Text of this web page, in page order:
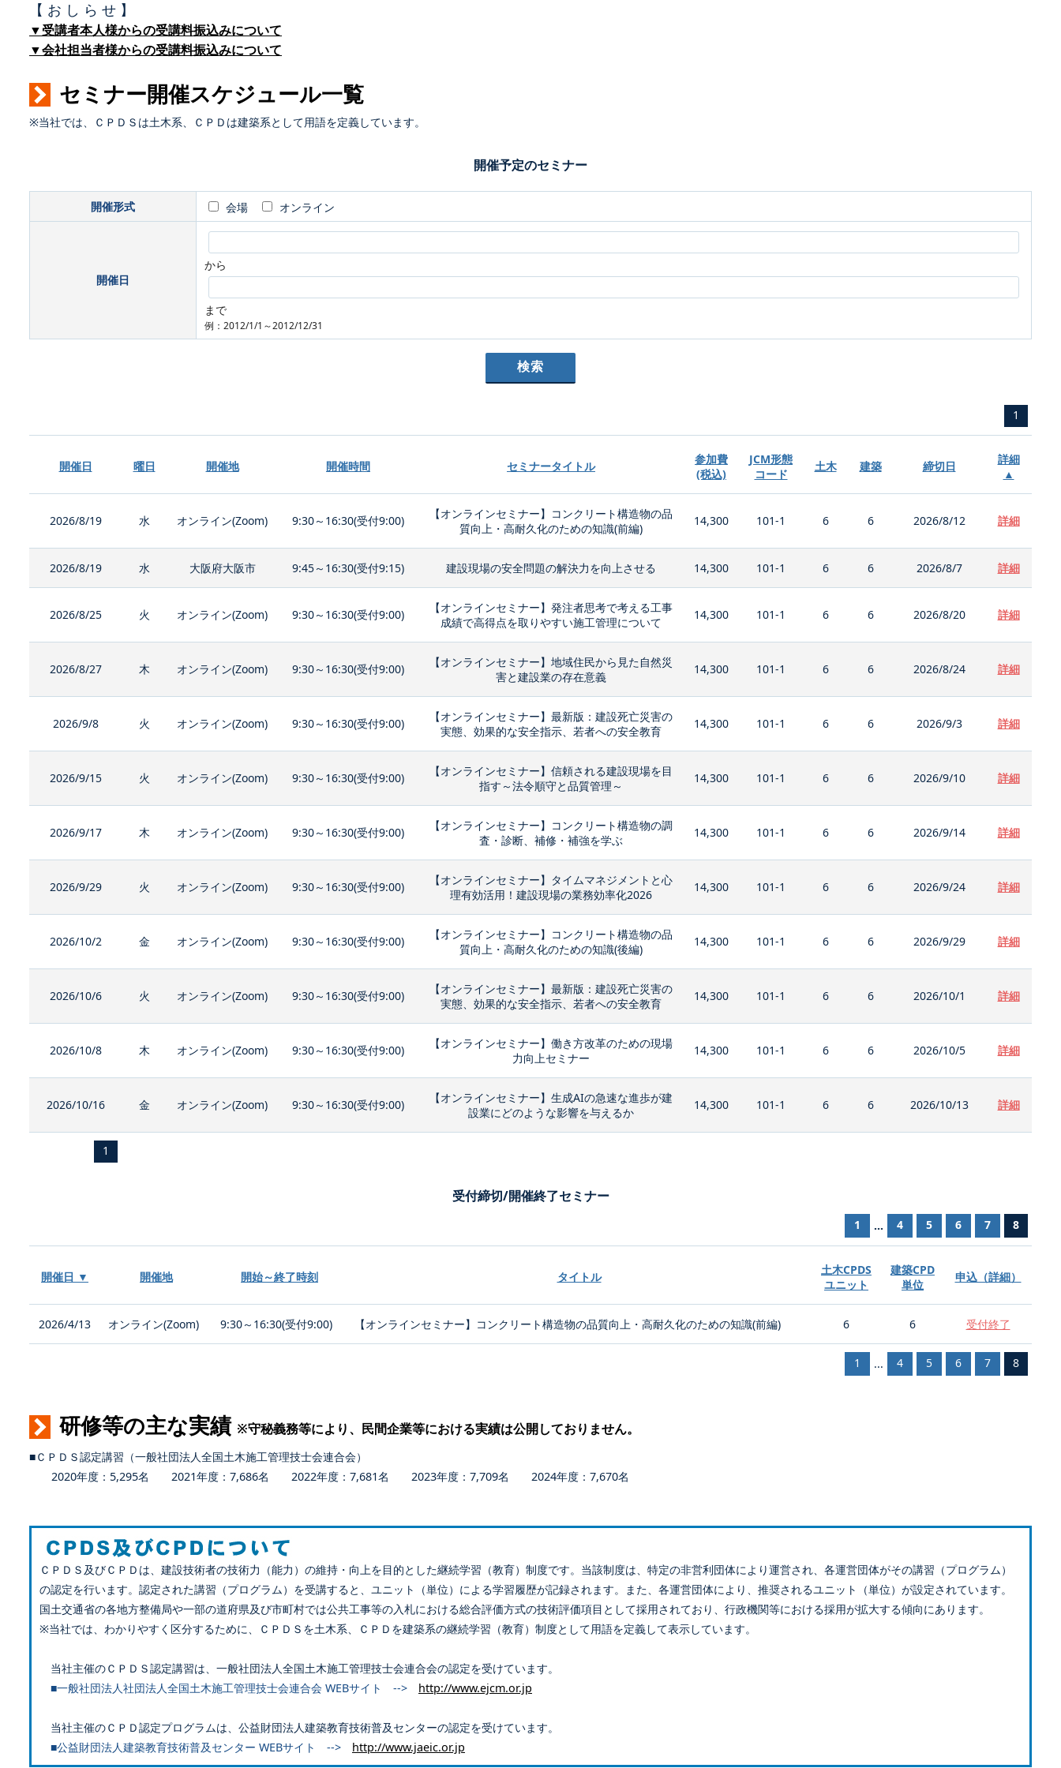
【 お し ら せ 】
▼受講者本人様からの受講料振込みについて
▼会社担当者様からの受講料振込みについて
セミナー開催スケジュール一覧
※当社では、ＣＰＤＳは土木系、ＣＰＤは建築系として用語を定義しています。
開催予定のセミナー
開催形式 会場 オンライン
開催日
から
まで
例：2012/1/1～2012/12/31
1
開催日 曜日 開催地 開催時間 セミナータイトル
参加費
(税込)
JCM形態
コード
土木 建築 締切日
詳細
▲
2026/8/19 水 オンライン(Zoom) 9:30～16:30(受付9:00)
【オンラインセミナー】コンクリート構造物の品
質向上・高耐久化のための知識(前編)
14,300 101-1 6 6 2026/8/12 詳細
2026/8/19 水 大阪府大阪市 9:45～16:30(受付9:15) 建設現場の安全問題の解決力を向上させる 14,300 101-1 6 6 2026/8/7 詳細
2026/8/25 火 オンライン(Zoom) 9:30～16:30(受付9:00)
【オンラインセミナー】発注者思考で考える工事
成績で高得点を取りやすい施工管理について
14,300 101-1 6 6 2026/8/20 詳細
2026/8/27 木 オンライン(Zoom) 9:30～16:30(受付9:00)
【オンラインセミナー】地域住民から見た自然災
害と建設業の存在意義
14,300 101-1 6 6 2026/8/24 詳細
2026/9/8 火 オンライン(Zoom) 9:30～16:30(受付9:00)
【オンラインセミナー】最新版：建設死亡災害の
実態、効果的な安全指示、若者への安全教育
14,300 101-1 6 6 2026/9/3 詳細
2026/9/15 火 オンライン(Zoom) 9:30～16:30(受付9:00)
【オンラインセミナー】信頼される建設現場を目
指す～法令順守と品質管理～
14,300 101-1 6 6 2026/9/10 詳細
2026/9/17 木 オンライン(Zoom) 9:30～16:30(受付9:00)
【オンラインセミナー】コンクリート構造物の調
査・診断、補修・補強を学ぶ
14,300 101-1 6 6 2026/9/14 詳細
2026/9/29 火 オンライン(Zoom) 9:30～16:30(受付9:00)
【オンラインセミナー】タイムマネジメントと心
理有効活用！建設現場の業務効率化2026
14,300 101-1 6 6 2026/9/24 詳細
2026/10/2 金 オンライン(Zoom) 9:30～16:30(受付9:00)
【オンラインセミナー】コンクリート構造物の品
質向上・高耐久化のための知識(後編)
14,300 101-1 6 6 2026/9/29 詳細
2026/10/6 火 オンライン(Zoom) 9:30～16:30(受付9:00)
【オンラインセミナー】最新版：建設死亡災害の
実態、効果的な安全指示、若者への安全教育
14,300 101-1 6 6 2026/10/1 詳細
2026/10/8 木 オンライン(Zoom) 9:30～16:30(受付9:00)
【オンラインセミナー】働き方改革のための現場
力向上セミナー
14,300 101-1 6 6 2026/10/5 詳細
2026/10/16 金 オンライン(Zoom) 9:30～16:30(受付9:00)
【オンラインセミナー】生成AIの急速な進歩が建
設業にどのような影響を与えるか
14,300 101-1 6 6 2026/10/13 詳細
1
受付締切/開催終了セミナー
1 ... 4 5 6 7 8
開催日 ▼ 開催地 開始～終了時刻 タイトル
土木CPDS
ユニット
建築CPD
単位
申込（詳細）
2026/4/13 オンライン(Zoom) 9:30～16:30(受付9:00) 【オンラインセミナー】コンクリート構造物の品質向上・高耐久化のための知識(前編) 6 6 受付終了
1 ... 4 5 6 7 8
研修等の主な実績 ※守秘義務等により、民間企業等における実績は公開しておりません。
■ＣＰＤＳ認定講習（一般社団法人全国土木施工管理技士会連合会）
2020年度：5,295名 2021年度：7,686名 2022年度：7,681名 2023年度：7,709名 2024年度：7,670名
ＣＰＤＳ及びＣＰＤは、建設技術者の技術力（能力）の維持・向上を目的とした継続学習（教育）制度です。当該制度は、特定の非営利団体により運営され、各運営団体がその講習（プログラム）
の認定を行います。認定された講習（プログラム）を受講すると、ユニット（単位）による学習履歴が記録されます。また、各運営団体により、推奨されるユニット（単位）が設定されています。
国土交通省の各地方整備局や一部の道府県及び市町村では公共工事等の入札における総合評価方式の技術評価項目として採用されており、行政機関等における採用が拡大する傾向にあります。
※当社では、わかりやすく区分するために、ＣＰＤＳを土木系、ＣＰＤを建築系の継続学習（教育）制度として用語を定義して表示しています。
当社主催のＣＰＤＳ認定講習は、一般社団法人全国土木施工管理技士会連合会の認定を受けています。
■一般社団法人社団法人全国土木施工管理技士会連合会 WEBサイト --> http://www.ejcm.or.jp
当社主催のＣＰＤ認定プログラムは、公益財団法人建築教育技術普及センターの認定を受けています。
■公益財団法人建築教育技術普及センター WEBサイト --> http://www.jaeic.or.jp